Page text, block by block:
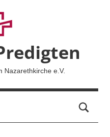
Nazarethkirche e.V.